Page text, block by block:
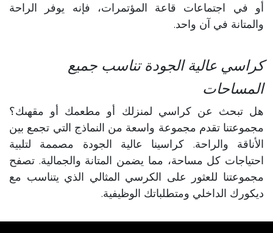
أو في اجتماعات قاعة المؤتمرات، فإنه يوفر الراحة
والمتانة في آن واحد.
كراسي عالية الجودة تناسب جميع
المساحات
هل تبحث عن كراسي لمنزلك أو مطعمك أو مقهىك؟
مجموعتنا تقدم مجموعة واسعة من النماذج التي تجمع بين
الأناقة والراحة. كراسينا عالية الجودة مصممة لتلبية
احتياجات كل مساحة، مما يضمن المتانة والجمالية. تصفح
مجموعتنا للعثور على الكرسي المثالي الذي يتناسب مع
ديكورك الداخلي ومتطلباتك الوظيفية.